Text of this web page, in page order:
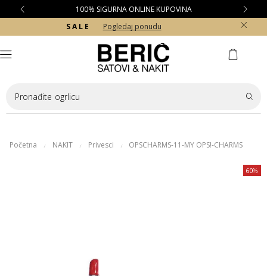
100% SIGURNA ONLINE KUPOVINA
S A L E
Pogledaj ponudu
Pronađite ogrlicu
Početna / NAKIT / Privesci / OPSCHARMS-11-MY OPS!-CHARMS
60%